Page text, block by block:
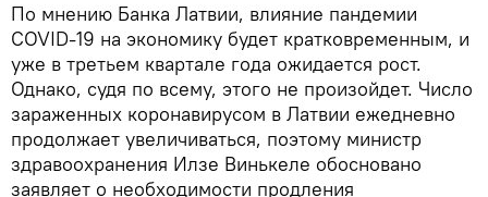
По мнению Банка Латвии, влияние пандемии
COVID-19 на экономику будет кратковременным, и
уже в третьем квартале года ожидается рост.
Однако, судя по всему, этого не произойдет. Число
зараженных коронавирусом в Латвии ежедневно
продолжает увеличиваться, поэтому министр
здравоохранения Илзе Винькеле обосновано
заявляет о необходимости продления